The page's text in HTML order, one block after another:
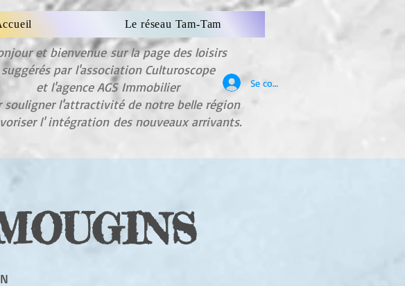
Le réseau Tam-Tam
et bienvenuesur la page des loisirs
suggérés parl'association Culturoscope
et l'agence AGS Immobilier
souligner l'attractivité de notre belle région
l' intégration des nouveaux arrivants.
Se connecter